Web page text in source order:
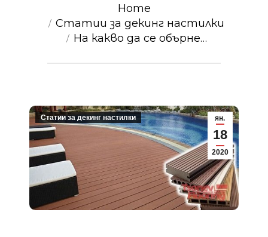
Home
Статии за декинг настилки
На какво да се обърне…
ян.
18
2020
Статии за декинг настилки